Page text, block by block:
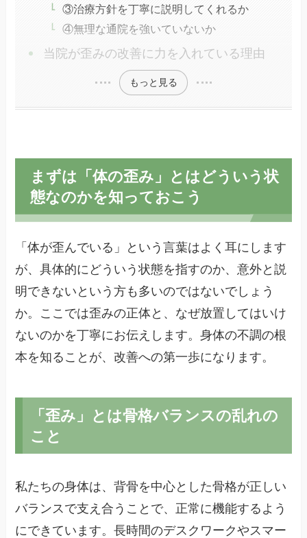
③治療方針を丁寧に説明してくれるか
④無理な通院を強いていないか
当院が歪みの改善に力を入れている理由
もっと見る
まずは「体の歪み」とはどういう状
態なのかを知っておこう
「体が歪んでいる」という言葉はよく耳にします
が、具体的にどういう状態を指すのか、意外と説
明できないという方も多いのではないでしょう
か。ここでは歪みの正体と、なぜ放置してはいけ
ないのかを丁寧にお伝えします。身体の不調の根
本を知ることが、改善への第一歩になります。
「歪み」とは骨格バランスの乱れの
こと
私たちの身体は、背骨を中心とした骨格が正しい
バランスで支え合うことで、正常に機能するよう
にできています。長時間のデスクワークやスマー